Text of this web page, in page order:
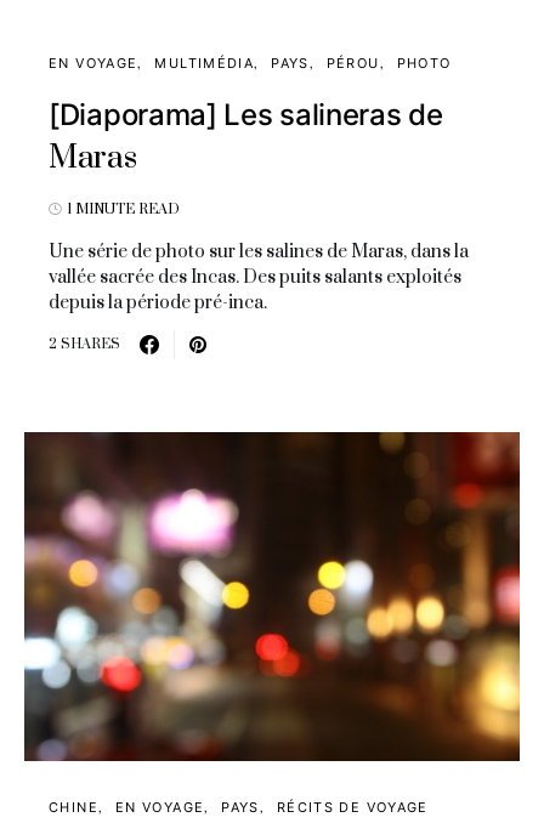
EN VOYAGE MULTIMÉDIA PAYS PÉROU PHOTO
[Diaporama] Les salineras de
Maras
1 MINUTE READ
Une série de photo sur les salines de Maras, dans la
vallée sacrée des Incas. Des puits salants exploités
depuis la période pré-inca.
2 SHARES
CHINE EN VOYAGE PAYS RÉCITS DE VOYAGE